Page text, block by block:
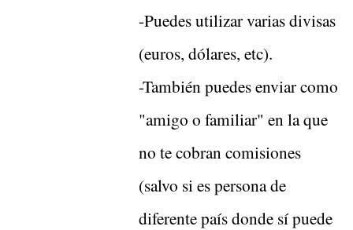
-Puedes utilizar varias divisas
(euros, dólares, etc).
-También puedes enviar como
"amigo o familiar" en la que
no te cobran comisiones
(salvo si es persona de
diferente país donde sí puede